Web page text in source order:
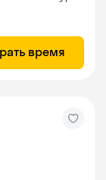
время